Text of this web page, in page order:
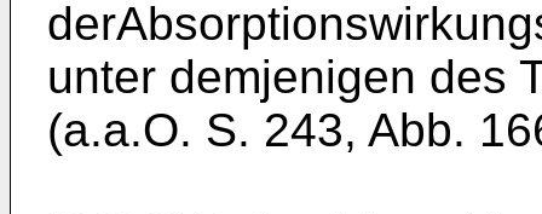
unter demjenigen des
(a.a.O. S. 243, Abb.